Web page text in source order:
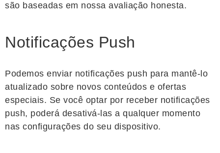
são baseadas em nossa avaliação honesta.
Notificações Push
Podemos enviar notificações push para mantê-lo
atualizado sobre novos conteúdos e ofertas
especiais. Se você optar por receber notificações
push, poderá desativá-las a qualquer momento
nas configurações do seu dispositivo.